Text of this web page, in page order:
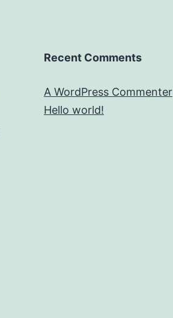
Recent Comments
A WordPress Commenter
Hello world!